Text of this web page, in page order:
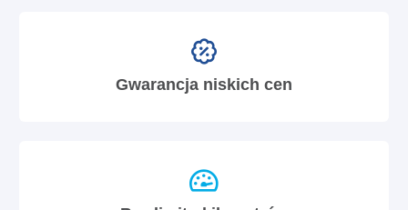
Gwarancja niskich cen